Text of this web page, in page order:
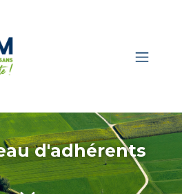
d'adhérents